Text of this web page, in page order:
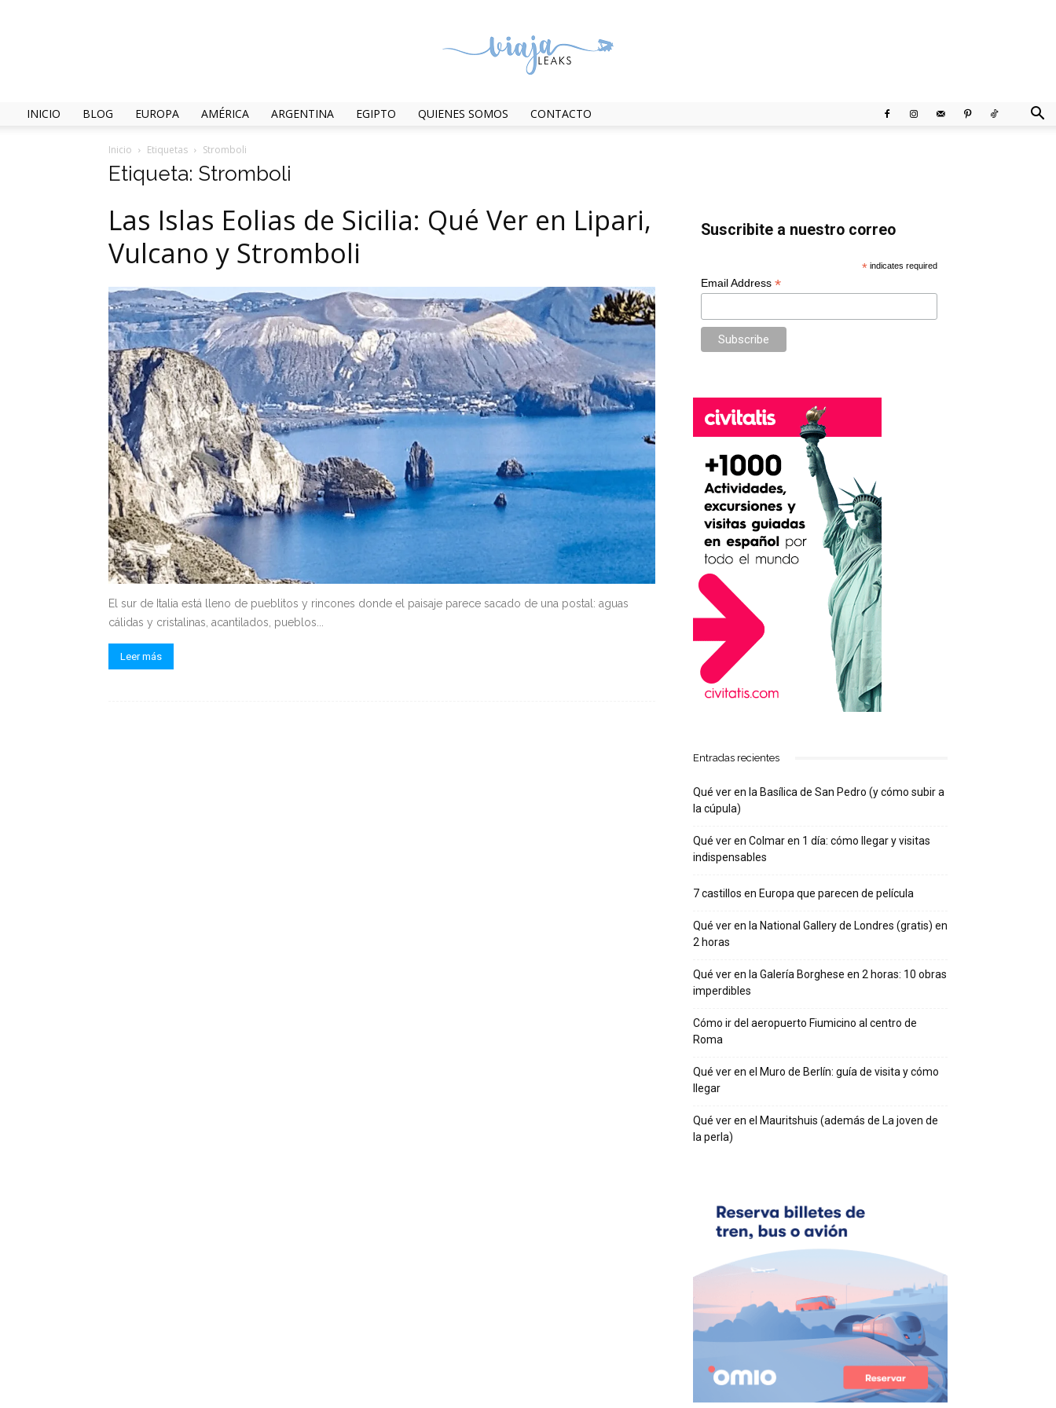
INICIO BLOG EUROPA AMÉRICA ARGENTINA EGIPTO QUIENES SOMOS CONTACTO
Inicio Etiquetas Stromboli
Etiqueta: Stromboli
Las Islas Eolias de Sicilia: Qué Ver en Lipari,
Vulcano y Stromboli
El sur de Italia está lleno de pueblitos y rincones donde el paisaje parece sacado de una postal: aguas
cálidas y cristalinas, acantilados, pueblos...
Leer más
Suscribite a nuestro correo
* indicates required
Email Address *
Entradas recientes
Qué ver en la Basílica de San Pedro (y cómo subir a
la cúpula)
Qué ver en Colmar en 1 día: cómo llegar y visitas
indispensables
7 castillos en Europa que parecen de película
Qué ver en la National Gallery de Londres (gratis) en
2 horas
Qué ver en la Galería Borghese en 2 horas: 10 obras
imperdibles
Cómo ir del aeropuerto Fiumicino al centro de
Roma
Qué ver en el Muro de Berlín: guía de visita y cómo
llegar
Qué ver en el Mauritshuis (además de La joven de
la perla)